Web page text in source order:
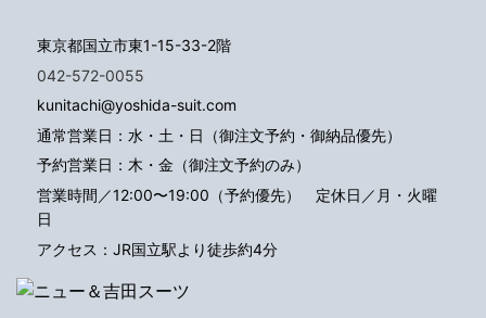
東京都国立市東1-15-33-2階
042-572-0055
kunitachi@yoshida-suit.com
通常営業日：水・土・日（御注文予約・御納品優先）
予約営業日：木・金（御注文予約のみ）
営業時間／12:00〜19:00（予約優先） 定休日／月・火曜
日
アクセス：JR国立駅より徒歩約4分